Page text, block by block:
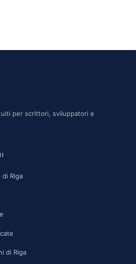
per scrittori, sviluppatori e
Riga
di Riga